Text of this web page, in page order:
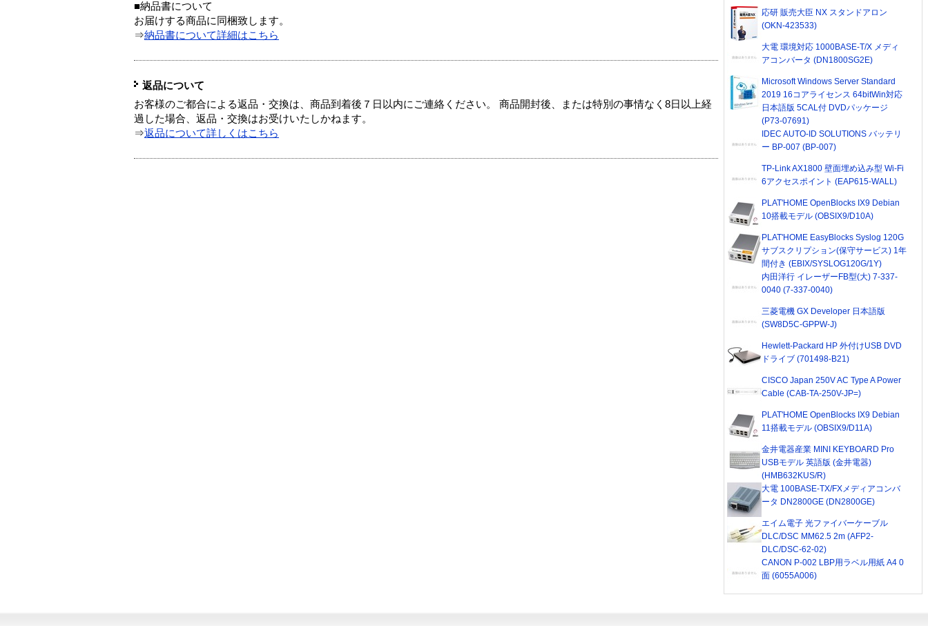
■納品書について
お届けする商品に同梱致します。
⇒納品書について詳細はこちら
返品について
お客様のご都合による返品・交換は、商品到着後７日以内にご連絡ください。 商品開封後、または特別の事情なく8日以上経
過した場合、返品・交換はお受けいたしかねます。
⇒返品について詳しくはこちら
応研 販売大臣 NX スタンドアロン
(OKN-423533)
大電 環境対応 1000BASE-T/X メディ
アコンバータ (DN1800SG2E)
Microsoft Windows Server Standard
2019 16コアライセンス 64bitWin対応
日本語版 5CAL付 DVDパッケージ
(P73-07691)
IDEC AUTO-ID SOLUTIONS バッテリ
ー BP-007 (BP-007)
TP-Link AX1800 壁面埋め込み型 Wi-Fi
6アクセスポイント (EAP615-WALL)
PLAT'HOME OpenBlocks IX9 Debian
10搭載モデル (OBSIX9/D10A)
PLAT'HOME EasyBlocks Syslog 120G
サブスクリプション(保守サービス) 1年
間付き (EBIX/SYSLOG120G/1Y)
内田洋行 イレーザーFB型(大) 7-337-
0040 (7-337-0040)
三菱電機 GX Developer 日本語版
(SW8D5C-GPPW-J)
Hewlett-Packard HP 外付けUSB DVD
ドライブ (701498-B21)
CISCO Japan 250V AC Type A Power
Cable (CAB-TA-250V-JP=)
PLAT'HOME OpenBlocks IX9 Debian
11搭載モデル (OBSIX9/D11A)
金井電器産業 MINI KEYBOARD Pro
USBモデル 英語版 (金井電器)
(HMB632KUS/R)
大電 100BASE-TX/FXメディアコンバ
ータ DN2800GE (DN2800GE)
エイム電子 光ファイバーケーブル
DLC/DSC MM62.5 2m (AFP2-
DLC/DSC-62-02)
CANON P-002 LBP用ラベル用紙 A4 0
面 (6055A006)